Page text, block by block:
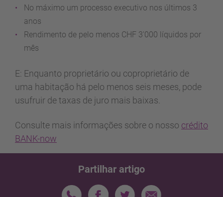
No máximo um processo executivo nos últimos 3
anos
Rendimento de pelo menos CHF 3'000 líquidos por
mês
E: Enquanto proprietário ou coproprietário de
uma habitação há pelo menos seis meses, pode
usufruir de taxas de juro mais baixas.
Consulte mais informações sobre o nosso crédito
BANK-now
Partilhar artigo